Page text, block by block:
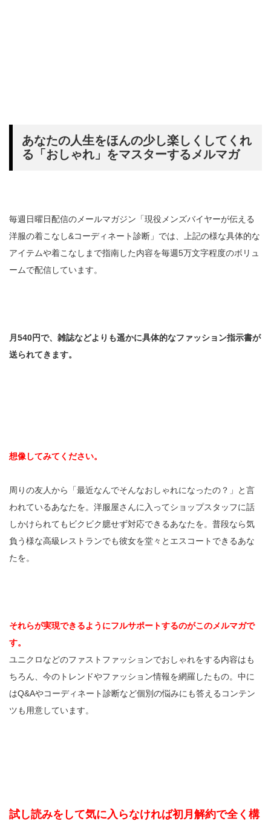
あなたの人生をほんの少し楽しくしてくれ
る「おしゃれ」をマスターするメルマガ
毎週日曜日配信のメールマガジン「現役メンズバイヤーが伝える
洋服の着こなし&コーディネート診断」では、上記の様な具体的な
アイテムや着こなしまで指南した内容を毎週5万文字程度のボリュ
ームで配信しています。
月540円で、雑誌などよりも遥かに具体的なファッション指示書が
送られてきます。
想像してみてください。
周りの友人から「最近なんでそんなおしゃれになったの？」と言
われているあなたを。洋服屋さんに入ってショップスタッフに話
しかけられてもビクビク臆せず対応できるあなたを。普段なら気
負う様な高級レストランでも彼女を堂々とエスコートできるあな
たを。
それらが実現できるようにフルサポートするのがこのメルマガで
す。
ユニクロなどのファストファッションでおしゃれをする内容はも
ちろん、今のトレンドやファッション情報を網羅したもの。中に
はQ&Aやコーディネート診断など個別の悩みにも答えるコンテン
ツも用意しています。
試し読みをして気に入らなければ初月解約で全く構